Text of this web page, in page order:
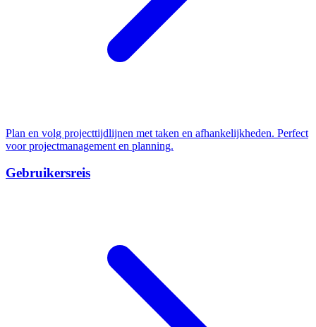
Plan en volg projecttijdlijnen met taken en afhankelijkheden. Perfect
voor projectmanagement en planning.
Gebruikersreis